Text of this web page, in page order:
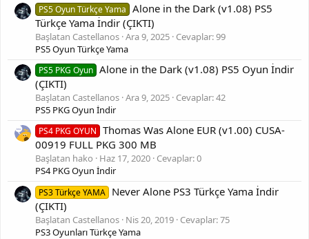
PS5 Oyun Türkçe Yama
Alone in the Dark (v1.08) PS5
Türkçe Yama İndir (ÇIKTI)
Başlatan Castellanos Ara 9, 2025 Cevaplar: 99
PS5 Oyun Türkçe Yama
PS5 PKG Oyun Alone in the Dark (v1.08) PS5 Oyun İndir
(ÇIKTI)
Başlatan Castellanos Ara 9, 2025 Cevaplar: 42
PS5 PKG Oyun İndir
PS4 PKG OYUN
Thomas Was Alone EUR (v1.00) CUSA-
00919 FULL PKG 300 MB
Başlatan hako Haz 17, 2020 Cevaplar: 0
PS4 PKG Oyun İndir
PS3 Türkçe YAMA Never Alone PS3 Türkçe Yama İndir
(ÇIKTI)
Başlatan Castellanos Nis 20, 2019 Cevaplar: 75
PS3 Oyunları Türkçe Yama